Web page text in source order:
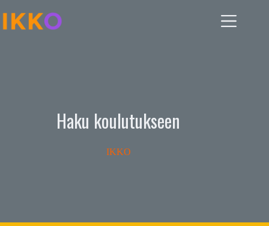
to
content
Haku koulutukseen
IKKO